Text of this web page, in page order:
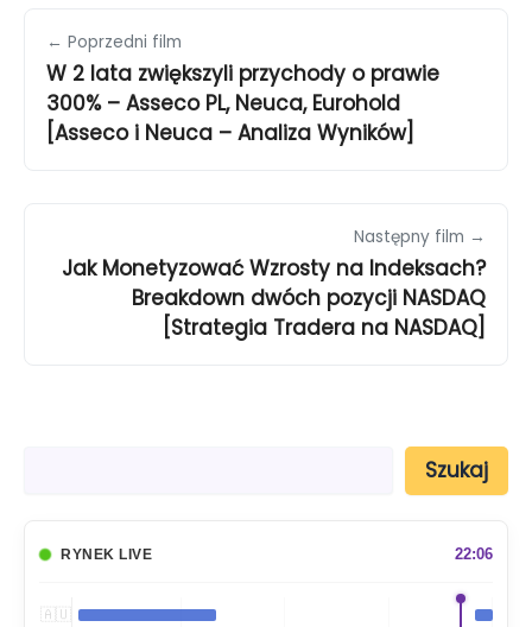
← Poprzedni film
W 2 lata zwiększyli przychody o prawie
300% – Asseco PL, Neuca, Eurohold
[Asseco i Neuca – Analiza Wyników]
Następny film →
Jak Monetyzować Wzrosty na Indeksach?
Breakdown dwóch pozycji NASDAQ
[Strategia Tradera na NASDAQ]
Szukaj
RYNEK LIVE 22:06
🇦🇺